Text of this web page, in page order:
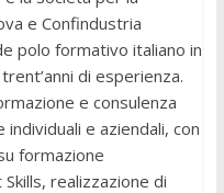
e Confindustria
polo formativo italiano in
di esperienza.
e consulenza
e aziendali, con
formazione
realizzazione di